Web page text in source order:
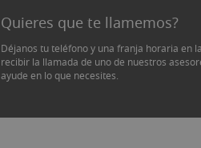
Quieres que te llamemos?
Déjanos tu teléfono y una franja horaria en
recibir la llamada de uno de nuestros
ayude en lo que necesites.